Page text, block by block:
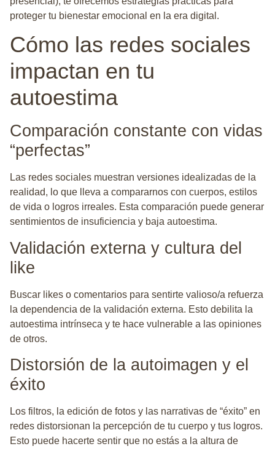
proteger tu bienestar emocional en la era digital.
Cómo las redes sociales
impactan en tu
autoestima
Comparación constante con vidas
“perfectas”
Las redes sociales muestran versiones idealizadas de la
realidad, lo que lleva a compararnos con cuerpos, estilos
de vida o logros irreales. Esta comparación puede generar
sentimientos de insuficiencia y baja autoestima.
Validación externa y cultura del
like
Buscar likes o comentarios para sentirte valioso/a refuerza
la dependencia de la validación externa. Esto debilita la
autoestima intrínseca y te hace vulnerable a las opiniones
de otros.
Distorsión de la autoimagen y el
éxito
Los filtros, la edición de fotos y las narrativas de “éxito” en
redes distorsionan la percepción de tu cuerpo y tus logros.
Esto puede hacerte sentir que no estás a la altura de